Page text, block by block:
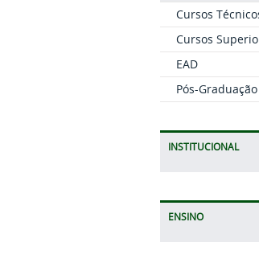
Cursos
Cursos
EAD
Pós-Graduação
INSTITUCIONAL
ENSINO